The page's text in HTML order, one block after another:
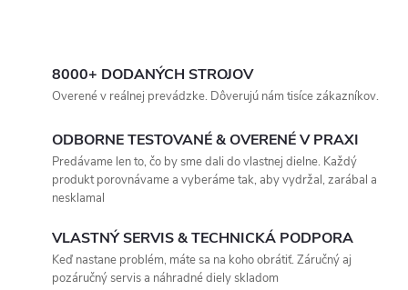
8000+ DODANÝCH STROJOV
Overené v reálnej prevádzke. Dôverujú nám tisíce zákazníkov.
ODBORNE TESTOVANÉ & OVERENÉ V PRAXI
Predávame len to, čo by sme dali do vlastnej dielne. Každý
produkt porovnávame a vyberáme tak, aby vydržal, zarábal a
nesklamal
VLASTNÝ SERVIS & TECHNICKÁ PODPORA
Keď nastane problém, máte sa na koho obrátiť. Záručný aj
pozáručný servis a náhradné diely skladom